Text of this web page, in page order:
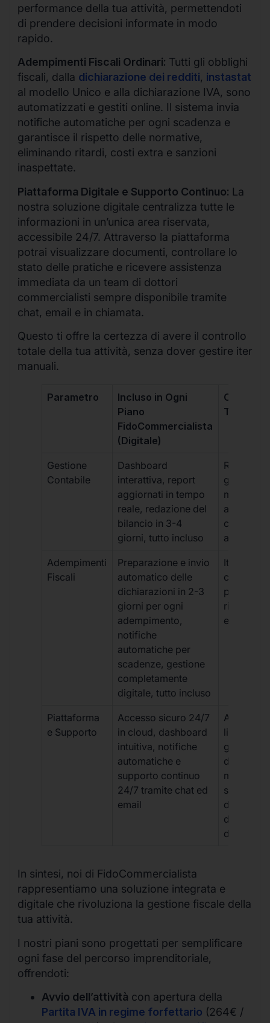
performance della tua attività, permettendoti
di prendere decisioni informate in modo
rapido.
Adempimenti Fiscali Ordinari: Tutti gli obblighi
fiscali, dalla dichiarazione dei redditi, instastat
al modello Unico e alla dichiarazione IVA, sono
automatizzati e gestiti online. Il sistema invia
notifiche automatiche per ogni scadenza e
garantisce il rispetto delle normative,
eliminando ritardi, costi extra e sanzioni
inaspettate.
Piattaforma Digitale e Supporto Continuo: La
nostra soluzione digitale centralizza tutte le
informazioni in un’unica area riservata,
accessibile 24/7. Attraverso la piattaforma
potrai visualizzare documenti, controllare lo
stato delle pratiche e ricevere assistenza
immediata da un team di dottori
commercialisti sempre disponibile tramite
chat, email e in chiamata.
Questo ti offre la certezza di avere il controllo
totale della tua attività, senza dover gestire iter
manuali.
Parametro
Incluso in Ogni
Piano
FidoCommercialista
(Digitale)
Gestione
Contabile
Dashboard
interattiva, report
aggiornati in tempo
reale, redazione del
bilancio in 3-4
giorni, tutto incluso
Report
gestione
manuale,
con
aggiuntivi
Adempimenti
Fiscali
Preparazione e invio
automatico delle
dichiarazioni in 2-3
giorni per ogni
adempimento,
notifiche
automatiche per
scadenze, gestione
completamente
digitale, tutto incluso
Iter
costi
per ogni
rischio di
e
Piattaforma
e Supporto
Accesso sicuro 24/7
in cloud, dashboard
intuitiva, notifiche
automatiche e
supporto continuo
24/7 tramite chat ed
email
Accesso
limitato,
gestione
manuale,
supporto
durante
d’ufficio.
In sintesi, noi di FidoCommercialista
rappresentiamo una soluzione integrata e
digitale che rivoluziona la gestione fiscale della
tua attività.
I nostri piani sono progettati per semplificare
ogni fase del percorso imprenditoriale,
offrendoti:
Avvio dell’attività con apertura della
Partita IVA in regime forfettario (264€ /